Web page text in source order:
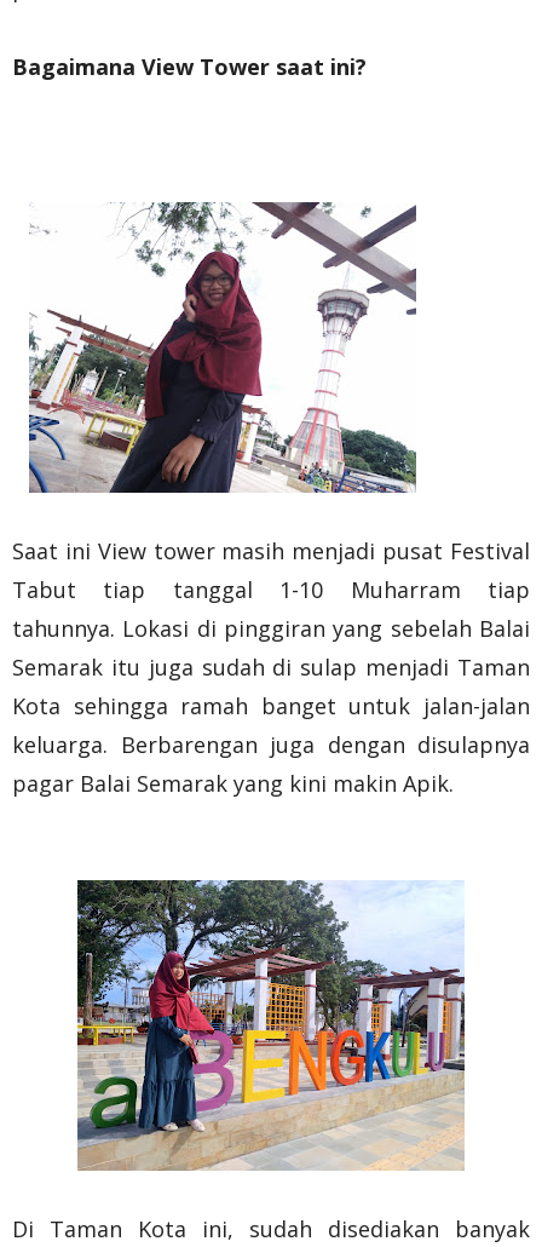
Bagaimana View Tower saat ini?
Saat ini View tower masih menjadi pusat Festival
Tabut tiap tanggal 1-10 Muharram tiap
tahunnya. Lokasi di pinggiran yang sebelah Balai
Semarak itu juga sudah di sulap menjadi Taman
Kota sehingga ramah banget untuk jalan-jalan
keluarga. Berbarengan juga dengan disulapnya
pagar Balai Semarak yang kini makin Apik.
Di Taman Kota ini, sudah disediakan banyak